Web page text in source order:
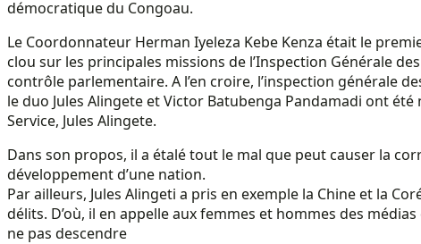
démocratique du Congoau.
Le Coordonnateur Herman Iyeleza Kebe Kenza était le
clou sur les principales missions de l’Inspection Générale
contrôle parlementaire. A l’en croire, l’inspection générale
le duo Jules Alingete et Victor Batubenga Pandamadi ont
Service, Jules Alingete.
Dans son propos, il a étalé tout le mal que peut causer la
développement d’une nation.
Par ailleurs, Jules Alingeti a pris en exemple la Chine et la
délits. D’où, il en appelle aux femmes et hommes des
ne pas descendre